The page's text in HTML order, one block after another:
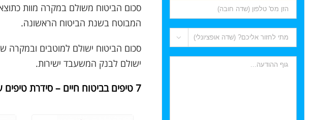
סכום הביטוח משולם במקרה מוות
המבוטח בשנת הביטוח הראשונה.
סכום הביטוח ישולם למוטבים
ישולם לבנק המשעבד ישירות.
7 טיפים בביטוח חיים – סידרת טיפים שיחסכו לך כסף רב
